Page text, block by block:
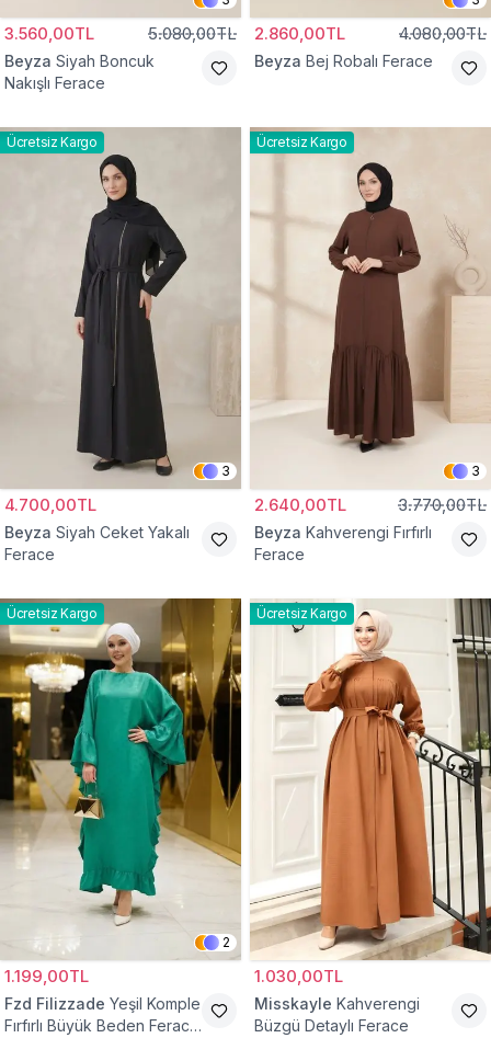
3.560,00TL 5.080,00TL
Beyza Siyah Boncuk
Nakışlı Ferace
2.860,00TL 4.080,00TL
Beyza Bej Robalı Ferace
Ücretsiz Kargo
3
4.700,00TL
Beyza Siyah Ceket Yakalı
Ferace
Ücretsiz Kargo
3
2.640,00TL 3.770,00TL
Beyza Kahverengi Fırfırlı
Ferace
Ücretsiz Kargo
2
1.199,00TL
Fzd Filizzade Yeşil Komple
Fırfırlı Büyük Beden Ferace
Ücretsiz Kargo
1.030,00TL
Misskayle Kahverengi
Büzgü Detaylı Ferace